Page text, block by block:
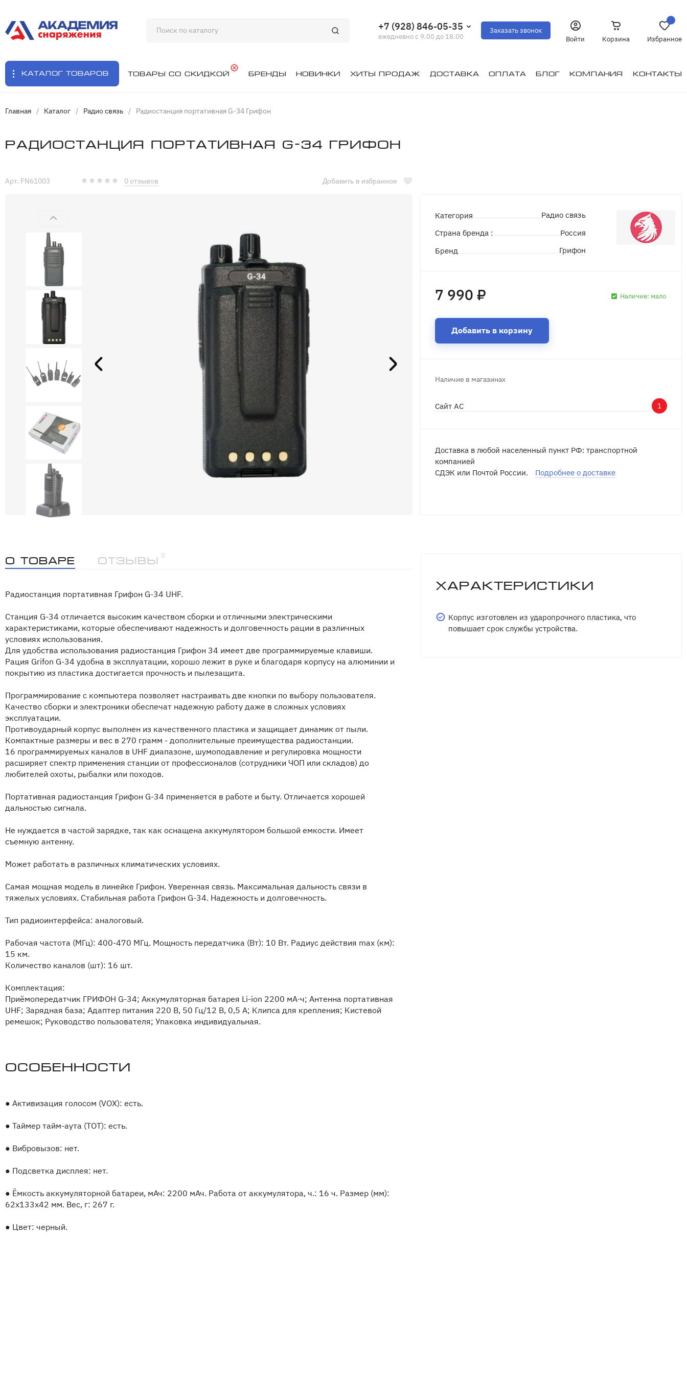
+7 (928) 846-05-35
ежедневно с 9.00 до 18.00
Заказать звонок
Войти
Корзина Избранное
Каталог товаров Товары со скидкой Бренды Новинки Хиты продаж Доставка Оплата Блог Компания Контакты
Главная / Каталог / Радио связь / Радиостанция портативная G-34 Грифон
Радиостанция портативная G-34 Грифон
Арт. FN61003 0 отзывов Добавить в избранное
Категория
Радио связь
Страна бренда :
Россия
Бренд
Грифон
7 990 ₽ Наличие: мало
Добавить в корзину
Наличие в магазинах
Сайт АС 1
Доставка в любой населенный пункт РФ: транспортной
компанией
СДЭК или Почтой России.
Подробнее о доставке
О товаре Отзывы
0
Радиостанция портативная Грифон G-34 UHF.
Станция G-34 отличается высоким качеством сборки и отличными электрическими
характеристиками, которые обеспечивают надежность и долговечность рации в различных
условиях использования.
Для удобства использования радиостанция Грифон 34 имеет две программируемые клавиши.
Рация Grifon G-34 удобна в эксплуатации, хорошо лежит в руке и благодаря корпусу на алюминии и
покрытию из пластика достигается прочность и пылезащита.
Программирование с компьютера позволяет настраивать две кнопки по выбору пользователя.
Качество сборки и электроники обеспечат надежную работу даже в сложных условиях
эксплуатации.
Противоударный корпус выполнен из качественного пластика и защищает динамик от пыли.
Компактные размеры и вес в 270 грамм - дополнительные преимущества радиостанции.
16 программируемых каналов в UHF диапазоне, шумоподавление и регулировка мощности
расширяет спектр применения станции от профессионалов (сотрудники ЧОП или складов) до
любителей охоты, рыбалки или походов.
Портативная радиостанция Грифон G-34 применяется в работе и быту. Отличается хорошей
дальностью сигнала.
Не нуждается в частой зарядке, так как оснащена аккумулятором большой емкости. Имеет
съемную антенну.
Может работать в различных климатических условиях.
Самая мощная модель в линейке Грифон. Уверенная связь. Максимальная дальность связи в
тяжелых условиях. Стабильная работа Грифон G-34. Надежность и долговечность.
Тип радиоинтерфейса: аналоговый.
Рабочая частота (МГц): 400-470 МГц. Мощность передатчика (Вт): 10 Вт. Радиус действия max (км):
15 км.
Количество каналов (шт): 16 шт.
Комплектация:
Приёмопередатчик ГРИФОН G-34; Аккумуляторная батарея Li-ion 2200 мА·ч; Антенна портативная
UHF; Зарядная база; Адаптер питания 220 В, 50 Гц/12 В, 0,5 А; Клипса для крепления; Кистевой
ремешок; Руководство пользователя; Упаковка индивидуальная.
Особенности
● Активизация голосом (VOX): есть.
● Таймер тайм-аута (TOT): есть.
● Вибровызов: нет.
● Подсветка дисплея: нет.
● Ёмкость аккумуляторной батареи, мАч: 2200 мАч. Работа от аккумулятора, ч.: 16 ч. Размер (мм):
62x133x42 мм. Вес, г: 267 г.
● Цвет: черный.
Характеристики
Корпус изготовлен из ударопрочного пластика, что
повышает срок службы устройства.